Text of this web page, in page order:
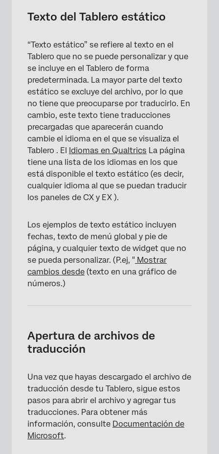
Texto del Tablero estático
“Texto estático” se refiere al texto en el
Tablero que no se puede personalizar y que
se incluye en el Tablero de forma
predeterminada. La mayor parte del texto
estático se excluye del archivo, por lo que
no tiene que preocuparse por traducirlo. En
cambio, este texto tiene traducciones
precargadas que aparecerán cuando
cambie el idioma en el que se visualiza el
Tablero . El Idiomas en Qualtrics La página
tiene una lista de los idiomas en los que
está disponible el texto estático (es decir,
cualquier idioma al que se puedan traducir
los paneles de CX y EX ).
Los ejemplos de texto estático incluyen
fechas, texto de menú global y pie de
página, y cualquier texto de widget que no
se pueda personalizar. (P.ej, " Mostrar
cambios desde (texto en una gráfico de
números.)
Apertura de archivos de
traducción
Una vez que hayas descargado el archivo de
traducción desde tu Tablero, sigue estos
pasos para abrir el archivo y agregar tus
traducciones. Para obtener más
información, consulte Documentación de
Microsoft.